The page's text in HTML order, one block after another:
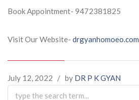
Book Appointment- 9472381825
Visit Our Website- drgyanhomoeo.com
July 12, 2022 / by DR P K GYAN
Search